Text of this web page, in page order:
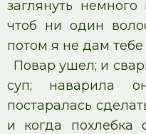
заглянуть
чтоб ни один
потом я не дам тебе
Повар ушел; и
суп; наварила
постаралась
и когда похлебка